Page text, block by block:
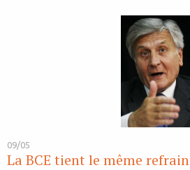
09/05
La BCE tient le même refrain